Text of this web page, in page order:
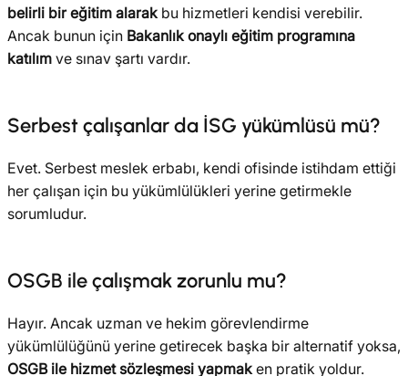
belirli bir eğitim alarak bu hizmetleri kendisi verebilir.
Ancak bunun için Bakanlık onaylı eğitim programına
katılım ve sınav şartı vardır.
Serbest çalışanlar da İSG yükümlüsü mü?
Evet. Serbest meslek erbabı, kendi ofisinde istihdam ettiği
her çalışan için bu yükümlülükleri yerine getirmekle
sorumludur.
OSGB ile çalışmak zorunlu mu?
Hayır. Ancak uzman ve hekim görevlendirme
yükümlülüğünü yerine getirecek başka bir alternatif yoksa,
OSGB ile hizmet sözleşmesi yapmak en pratik yoldur.